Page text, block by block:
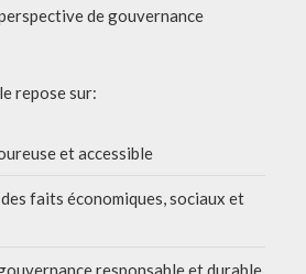
de gouvernance
repose sur:
et accessible
faits économiques, sociaux et
responsable et durable